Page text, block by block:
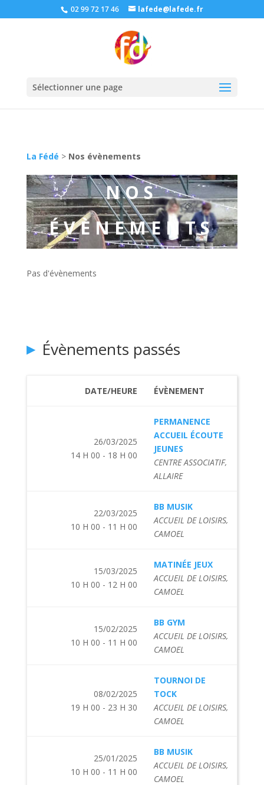
02 99 72 17 46 lafede@lafede.fr
Sélectionner une page
La Fédé > Nos évènements
NOS
ÉVÈNEMENTS
Pas d'évènements
Évènements passés
DATE/HEURE ÉVÈNEMENT
26/03/2025
14 H 00 - 18 H 00
PERMANENCE
ACCUEIL ÉCOUTE
JEUNES
CENTRE ASSOCIATIF,
ALLAIRE
22/03/2025
10 H 00 - 11 H 00
BB MUSIK
ACCUEIL DE LOISIRS,
CAMOEL
15/03/2025
10 H 00 - 12 H 00
MATINÉE JEUX
ACCUEIL DE LOISIRS,
CAMOEL
15/02/2025
10 H 00 - 11 H 00
BB GYM
ACCUEIL DE LOISIRS,
CAMOEL
08/02/2025
19 H 00 - 23 H 30
TOURNOI DE
TOCK
ACCUEIL DE LOISIRS,
CAMOEL
25/01/2025
10 H 00 - 11 H 00
BB MUSIK
ACCUEIL DE LOISIRS,
CAMOEL